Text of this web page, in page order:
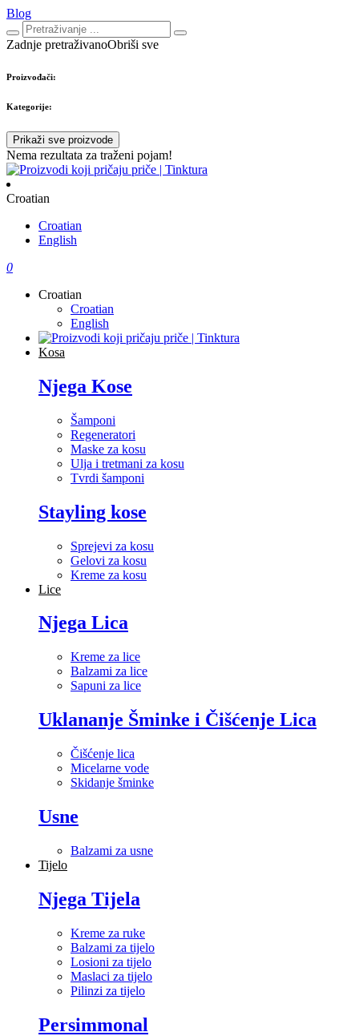
Blog
Zadnje pretraživanoObriši sve
Proizvođači:
Kategorije:
Prikaži sve proizvode
Nema rezultata za traženi pojam!
Croatian
Croatian
English
0
Croatian
Croatian
English
Kosa
Njega Kose
Šamponi
Regeneratori
Maske za kosu
Ulja i tretmani za kosu
Tvrdi šamponi
Stayling kose
Sprejevi za kosu
Gelovi za kosu
Kreme za kosu
Lice
Njega Lica
Kreme za lice
Balzami za lice
Sapuni za lice
Uklananje Šminke i Čišćenje Lica
Čišćenje lica
Micelarne vode
Skidanje šminke
Usne
Balzami za usne
Tijelo
Njega Tijela
Kreme za ruke
Balzami za tijelo
Losioni za tijelo
Maslaci za tijelo
Pilinzi za tijelo
Persimmonal